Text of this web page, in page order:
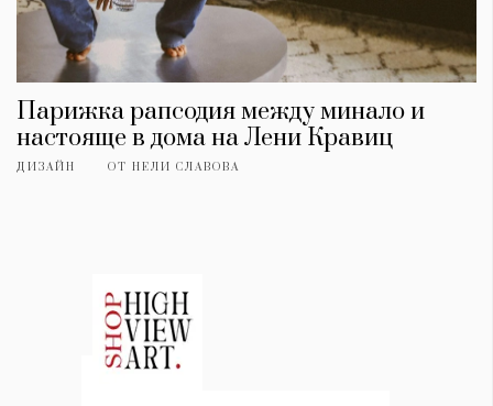
Парижка рапсодия между минало и
настояще в дома на Лени Кравиц
ДИЗАЙН ОТ НЕЛИ СЛАВОВА